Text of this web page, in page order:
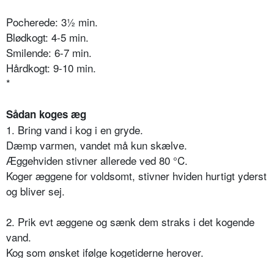
Pocherede: 3½ min.
Blødkogt: 4-5 min.
Smilende: 6-7 min.
Hårdkogt: 9-10 min.
*
Sådan koges æg
1. Bring vand i kog i en gryde.
Dæmp varmen, vandet må kun skælve.
Æggehviden stivner allerede ved 80 °C.
Koger æggene for voldsomt, stivner hviden hurtigt yderst
og bliver sej.
2. Prik evt æggene og sænk dem straks i det kogende
vand.
Kog som ønsket ifølge kogetiderne herover.